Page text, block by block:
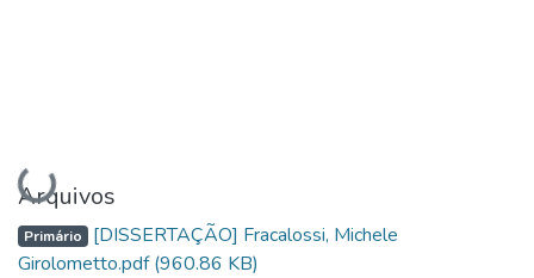
Carregando...
Arquivos
Primário [DISSERTAÇÃO] Fracalossi, Michele
Girolometto.pdf(960.86 KB)